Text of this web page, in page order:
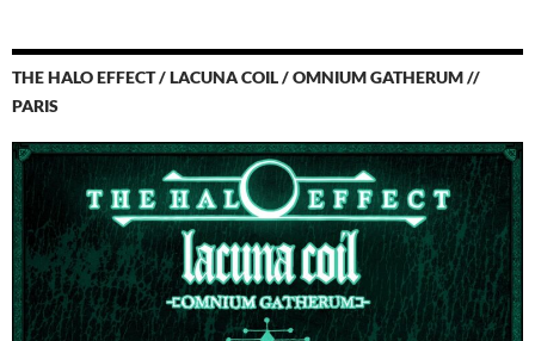
THE HALO EFFECT / LACUNA COIL / OMNIUM GATHERUM //
PARIS